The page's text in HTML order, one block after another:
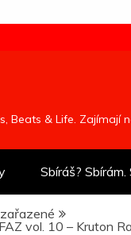
Beats & Life. Zajímají
Sbíráš? Sbírám.
vol. 10 – Kruton